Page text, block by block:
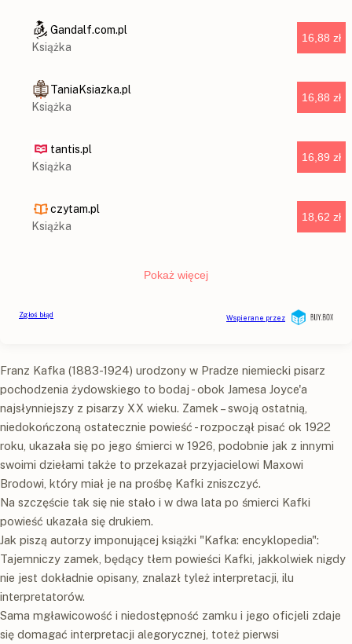
Franz Kafka (1883-1924) urodzony w Pradze niemiecki pisarz
pochodzenia żydowskiego to bodaj - obok Jamesa Joyce'a
najsłynniejszy z pisarzy XX wieku. Zamek – swoją ostatnią,
niedokończoną ostatecznie powieść - rozpoczął pisać ok 1922
roku, ukazała się po jego śmierci w 1926, podobnie jak z innymi
swoimi dziełami także to przekazał przyjacielowi Maxowi
Brodowi, który miał je na prośbę Kafki zniszczyć.
Na szczęście tak się nie stało i w dwa lata po śmierci Kafki
powieść ukazała się drukiem.
Jak piszą autorzy imponującej książki "Kafka: encyklopedia":
Tajemniczy zamek, będący tłem powieści Kafki, jakkolwiek nigdy
nie jest dokładnie opisany, znalazł tyleż interpretacji, ilu
interpretatorów.
Sama mgławicowość i niedostępność zamku i jego oficjeli zdaje
się domagać interpretacji alegorycznej, toteż pierwsi